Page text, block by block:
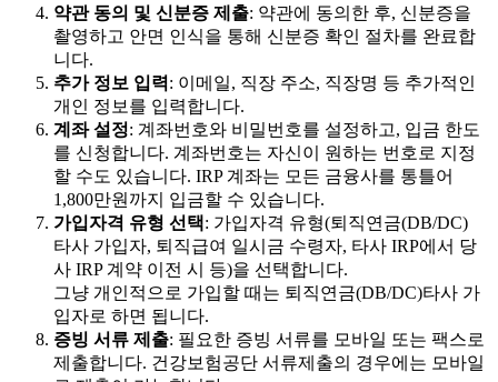
약관 동의 및 신분증 제출: 약관에 동의한 후, 신분증을
촬영하고 안면 인식을 통해 신분증 확인 절차를 완료합
니다.
추가 정보 입력: 이메일, 직장 주소, 직장명 등 추가적인
개인 정보를 입력합니다.
계좌 설정: 계좌번호와 비밀번호를 설정하고, 입금 한도
를 신청합니다. 계좌번호는 자신이 원하는 번호로 지정
할 수도 있습니다. IRP 계좌는 모든 금융사를 통틀어
1,800만원까지 입금할 수 있습니다.
가입자격 유형 선택: 가입자격 유형(퇴직연금(DB/DC)
타사 가입자, 퇴직급여 일시금 수령자, 타사 IRP에서 당
사 IRP 계약 이전 시 등)을 선택합니다.
그냥 개인적으로 가입할 때는 퇴직연금(DB/DC)타사 가
입자로 하면 됩니다.
증빙 서류 제출: 필요한 증빙 서류를 모바일 또는 팩스로
제출합니다. 건강보험공단 서류제출의 경우에는 모바일